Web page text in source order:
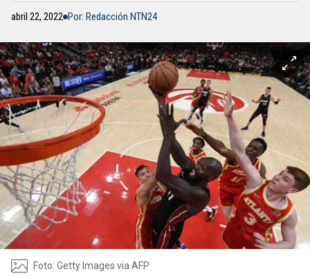
abril 22, 2022 Por: Redacción NTN24
Foto: Getty Images via AFP